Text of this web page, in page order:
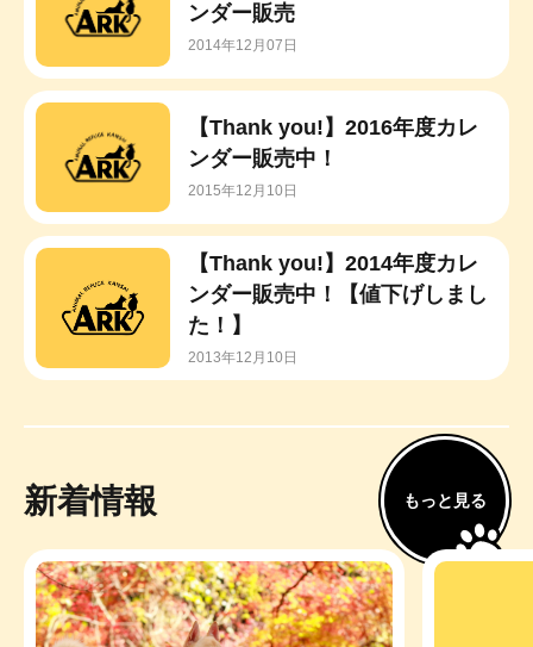
ンダー販売
2014年12月07日
【Thank you!】2016年度カレ
ンダー販売中！
2015年12月10日
【Thank you!】2014年度カレ
ンダー販売中！【値下げしまし
た！】
2013年12月10日
新着情報 もっと見る